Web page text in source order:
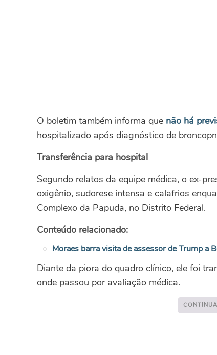
O boletim também informa que não há
hospitalizado após diagnóstico de
Transferência para hospital
Segundo relatos da equipe médica, o ex-
oxigênio, sudorese intensa e calafrios
Complexo da Papuda, no Distrito Federal.
Conteúdo relacionado:
Moraes barra visita de assessor de Trump a
Diante da piora do quadro clínico, ele foi
onde passou por avaliação médica.